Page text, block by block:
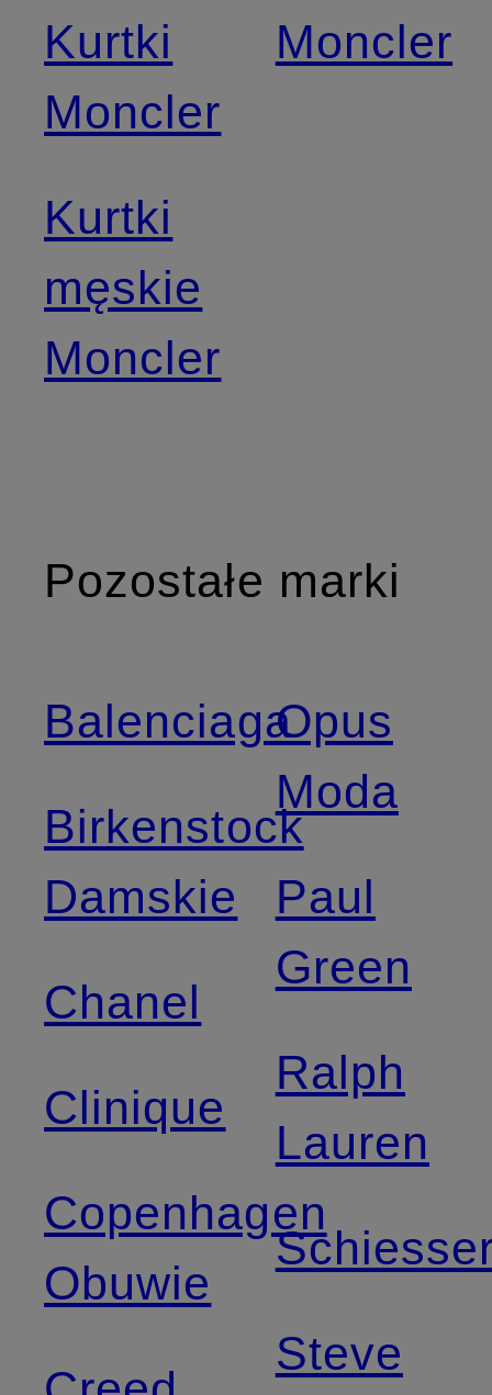
Kurtki
Moncler
Kurtki
męskie
Moncler
Moncler
Pozostałe marki
Balenciaga
Birkenstock
Damskie
Chanel
Clinique
Copenhagen
Obuwie
Opus
Moda
Paul
Green
Ralph
Lauren
Steve